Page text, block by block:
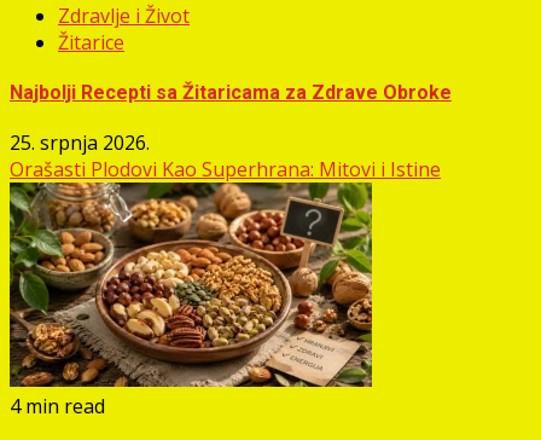
Zdravlje i Život
Žitarice
Najbolji Recepti sa Žitaricama za Zdrave Obroke
25. srpnja 2026.
Orašasti Plodovi Kao Superhrana: Mitovi i Istine
4 min read